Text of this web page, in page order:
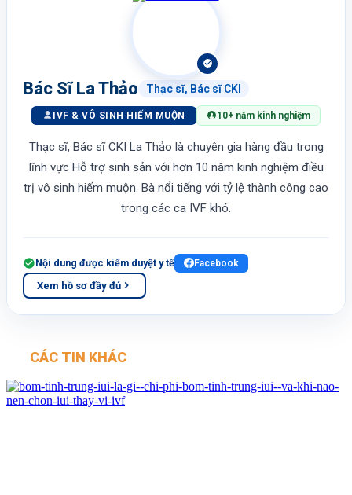
Bác Sĩ La Thảo Thạc sĩ, Bác sĩ CKI
IVF & VÔ SINH HIẾM MUỘN 10+ năm kinh nghiệm
Thạc sĩ, Bác sĩ CKI La Thảo là chuyên gia hàng đầu trong
lĩnh vực Hỗ trợ sinh sản với hơn 10 năm kinh nghiệm điều
trị vô sinh hiếm muộn. Bà nổi tiếng với tỷ lệ thành công cao
trong các ca IVF khó.
Nội dung được kiểm duyệt y tế Facebook
Xem hồ sơ đầy đủ
CÁC TIN KHÁC